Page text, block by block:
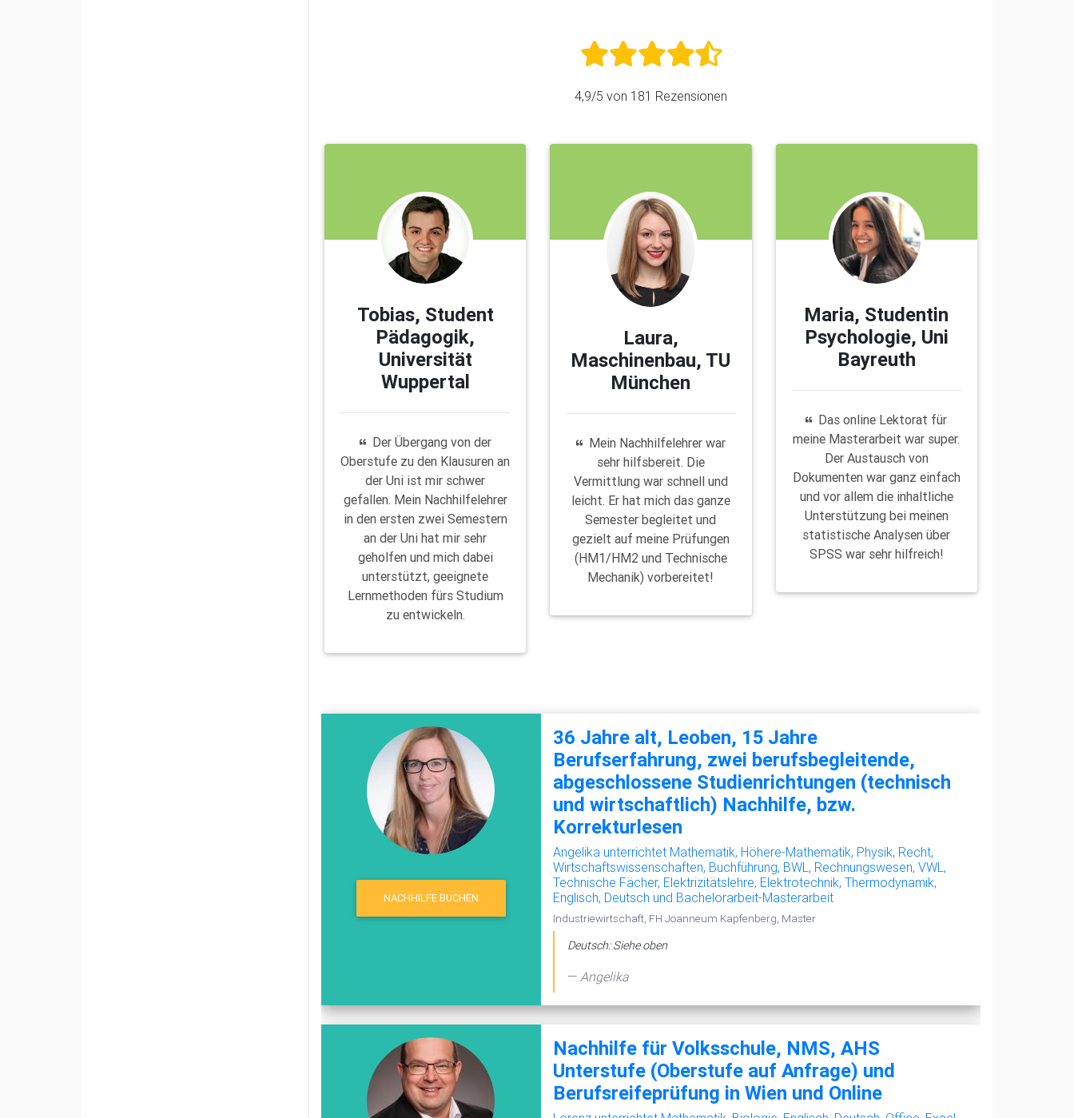
4,9/5 von 181 Rezensionen
Tobias, Student
Pädagogik,
Universität
Wuppertal
Der Übergang von der
Oberstufe zu den Klausuren an
der Uni ist mir schwer
gefallen. Mein Nachhilfelehrer
in den ersten zwei Semestern
an der Uni hat mir sehr
geholfen und mich dabei
unterstützt, geeignete
Lernmethoden fürs Studium
zu entwickeln.
Laura,
Maschinenbau, TU
München
Mein Nachhilfelehrer war
sehr hilfsbereit. Die
Vermittlung war schnell und
leicht. Er hat mich das ganze
Semester begleitet und
gezielt auf meine Prüfungen
(HM1/HM2 und Technische
Mechanik) vorbereitet!
Maria, Studentin
Psychologie, Uni
Bayreuth
Das online Lektorat für
meine Masterarbeit war super.
Der Austausch von
Dokumenten war ganz einfach
und vor allem die inhaltliche
Unterstützung bei meinen
statistische Analysen über
SPSS war sehr hilfreich!
NACHHILFE BUCHEN
36 Jahre alt, Leoben, 15 Jahre
Berufserfahrung, zwei berufsbegleitende,
abgeschlossene Studienrichtungen (technisch
und wirtschaftlich) Nachhilfe, bzw.
Korrekturlesen
Angelika unterrichtet Mathematik, Höhere-Mathematik, Physik, Recht,
Wirtschaftswissenschaften, Buchführung, BWL, Rechnungswesen, VWL,
Technische Fächer, Elektrizitätslehre, Elektrotechnik, Thermodynamik,
Englisch, Deutsch und Bachelorarbeit-Masterarbeit
Industriewirtschaft, FH Joanneum Kapfenberg, Master
Deutsch: Siehe oben
Angelika
Nachhilfe für Volksschule, NMS, AHS
Unterstufe (Oberstufe auf Anfrage) und
Berufsreifeprüfung in Wien und Online